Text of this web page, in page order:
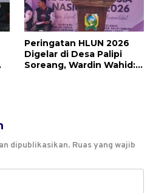
Peringatan HLUN 2026
Digelar di Desa Palipi
Soreang, Wardin Wahid:
dipublikasikan. Ruas yang wajib